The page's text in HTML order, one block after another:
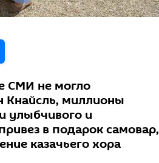
СМИ не могло
Кнайсль, миллионы
улыбчивого и
в подарок самовар,
казачьего хора